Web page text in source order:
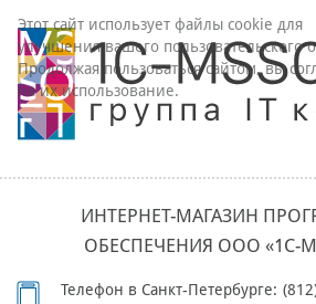
ИНТЕРНЕТ-МАГАЗИН
ОБЕСПЕЧЕНИЯ ООО «1С-
Телефон в Санкт-Петербурге:
Этот сайт использует файлы cookie для
улучшения вашего пользовательского
Продолжая пользоваться сайтом, вы
на их использование.